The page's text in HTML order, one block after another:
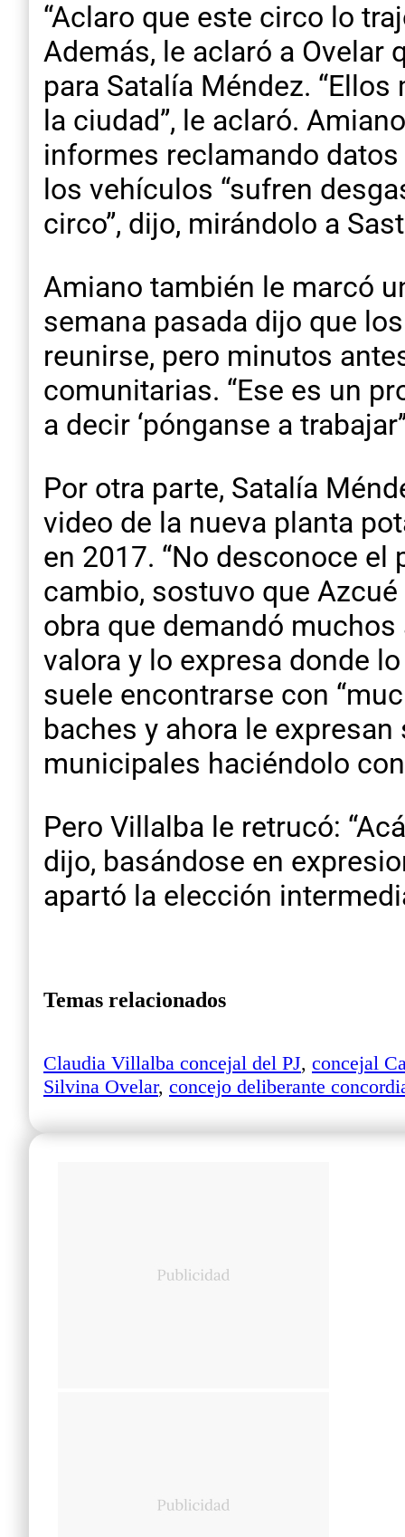
“Aclaro que este circo lo
Además, le aclaró a Ovelar
para Satalía Méndez.
la ciudad”, le aclaró.
informes reclamando
los vehículos “sufren
circo”, dijo, mirándolo a
Amiano también le marcó
semana pasada dijo que
reunirse, pero minutos
comunitarias. “Ese es un
a decir ‘pónganse a
Por otra parte, Satalía
video de la nueva planta
en 2017. “No desconoce el
cambio, sostuvo que
obra que demandó muchos
valora y lo expresa donde
suele encontrarse con
baches y ahora le
municipales haciéndolo
Pero Villalba le retrucó:
dijo, basándose en
apartó la elección
Temas relacionados
Claudia Villalba concejal del PJ, concejal
Silvina Ovelar, concejo deliberante